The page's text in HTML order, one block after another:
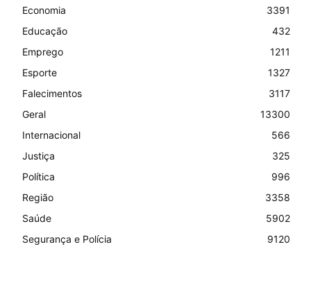
Economia
3391
Educação
432
Emprego
1211
Esporte
1327
Falecimentos
3117
Geral
13300
Internacional
566
Justiça
325
Política
996
Região
3358
Saúde
5902
Segurança e Polícia
9120